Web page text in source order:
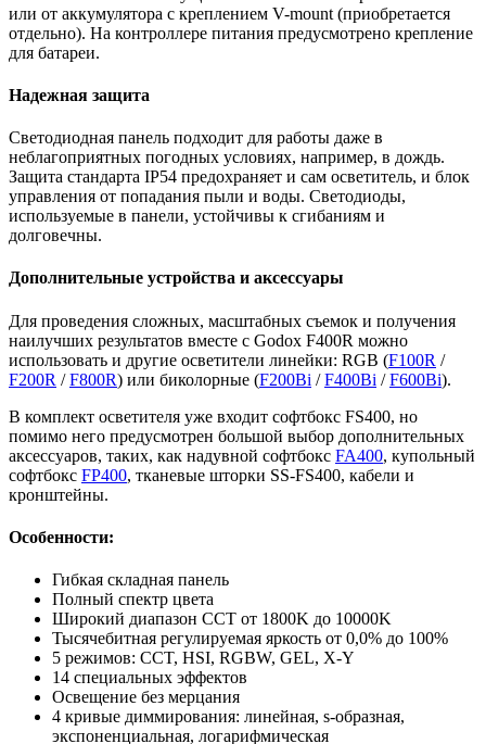
или от аккумулятора с креплением V-mount (приобретается
отдельно). На контроллере питания предусмотрено крепление
для батареи.
Надежная защита
Светодиодная панель подходит для работы даже в
неблагоприятных погодных условиях, например, в дождь.
Защита стандарта IP54 предохраняет и сам осветитель, и блок
управления от попадания пыли и воды. Светодиоды,
используемые в панели, устойчивы к сгибаниям и
долговечны.
Дополнительные устройства и аксессуары
Для проведения сложных, масштабных съемок и получения
наилучших результатов вместе с Godox F400R можно
использовать и другие осветители линейки: RGB (F100R /
F200R /F800R) или биколорные (F200Bi /F400Bi /F600Bi).
В комплект осветителя уже входит софтбокс FS400, но
помимо него предусмотрен большой выбор дополнительных
аксессуаров, таких, как надувной софтбокс FA400, купольный
софтбокс FP400, тканевые шторки SS-FS400, кабели и
кронштейны.
Особенности:
Гибкая складная панель
Полный спектр цвета
Широкий диапазон CCT от 1800K до 10000K
Тысячебитная регулируемая яркость от 0,0% до 100%
5 режимов: CCT, HSI, RGBW, GEL, X-Y
14 специальных эффектов
Освещение без мерцания
4 кривые диммирования: линейная, s-образная,
экспоненциальная, логарифмическая